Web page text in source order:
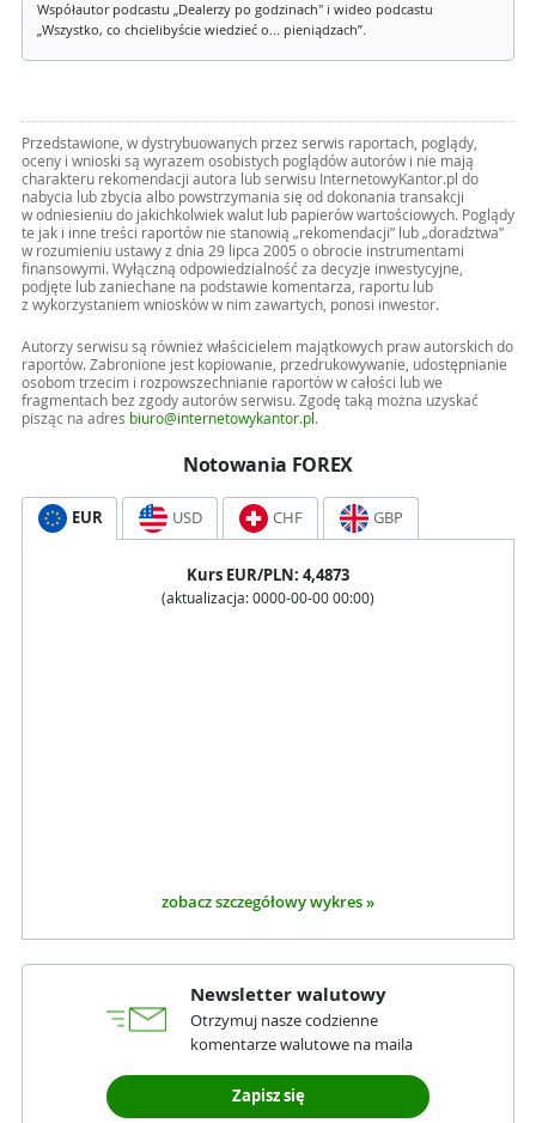
Współautor podcastu „Dealerzy po godzinach" i wideo podcastu
„Wszystko, co chcielibyście wiedzieć o... pieniądzach”.
Przedstawione, w dystrybuowanych przez serwis raportach, poglądy,
oceny i wnioski są wyrazem osobistych poglądów autorów i nie mają
charakteru rekomendacji autora lub serwisu InternetowyKantor.pl do
nabycia lub zbycia albo powstrzymania się od dokonania transakcji
w odniesieniu do jakichkolwiek walut lub papierów wartościowych. Poglądy
te jak i inne treści raportów nie stanowią „rekomendacji” lub „doradztwa”
w rozumieniu ustawy z dnia 29 lipca 2005 o obrocie instrumentami
finansowymi. Wyłączną odpowiedzialność za decyzje inwestycyjne,
podjęte lub zaniechane na podstawie komentarza, raportu lub
z wykorzystaniem wniosków w nim zawartych, ponosi inwestor.
Autorzy serwisu są również właścicielem majątkowych praw autorskich do
raportów. Zabronione jest kopiowanie, przedrukowywanie, udostępnianie
osobom trzecim i rozpowszechnianie raportów w całości lub we
fragmentach bez zgody autorów serwisu. Zgodę taką można uzyskać
pisząc na adres biuro@internetowykantor.pl .
Notowania FOREX
EUR USD CHF GBP
Kurs EUR/PLN: 4,4873
(aktualizacja: 0000-00-00 00:00)
zobacz szczegółowy wykres »
Newsletter walutowy
Otrzymuj nasze codzienne
komentarze walutowe na maila
Zapisz się